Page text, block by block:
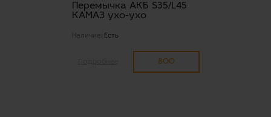
Перемычка АКБ S35/L45
КАМАЗ ухо-ухо
Наличие: Есть
800